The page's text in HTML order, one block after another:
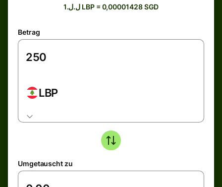
ل.ل.1 LBP = 0,00001428 SGD
Betrag
LBP
Umgetauscht zu